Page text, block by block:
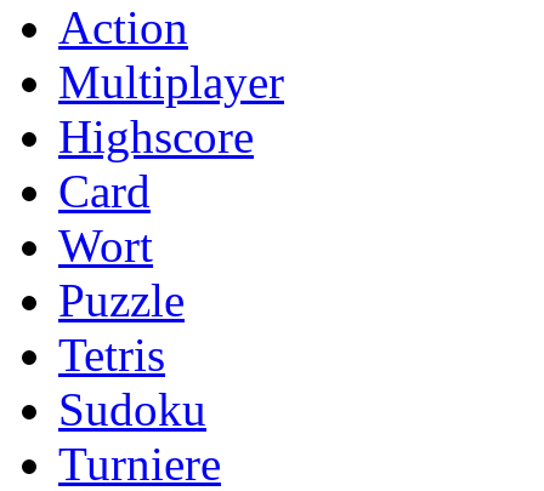
Action
Multiplayer
Highscore
Card
Wort
Puzzle
Tetris
Sudoku
Turniere